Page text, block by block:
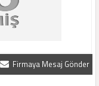
Firmaya Mesaj Gönder